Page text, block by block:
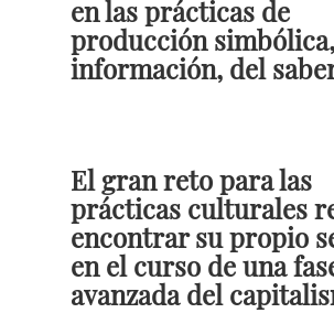
en las prácticas de
producción
información, del
El gran reto para las
prácticas culturales
encontrar su propio
en el curso de una
avanzada del